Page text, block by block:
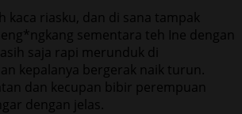
kaca riasku, dan di sana tampak
sementara teh Ine dengan
saja rapi merunduk di
kepalanya bergerak naik turun.
dan kecupan bibir perempuan
dengan jelas.